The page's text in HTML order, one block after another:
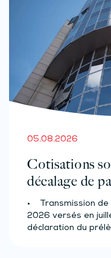
05.08.2026
Cotisations
décalage de
source des
(effectif d’au
• Transmission de
2026 versés en
déclaration du